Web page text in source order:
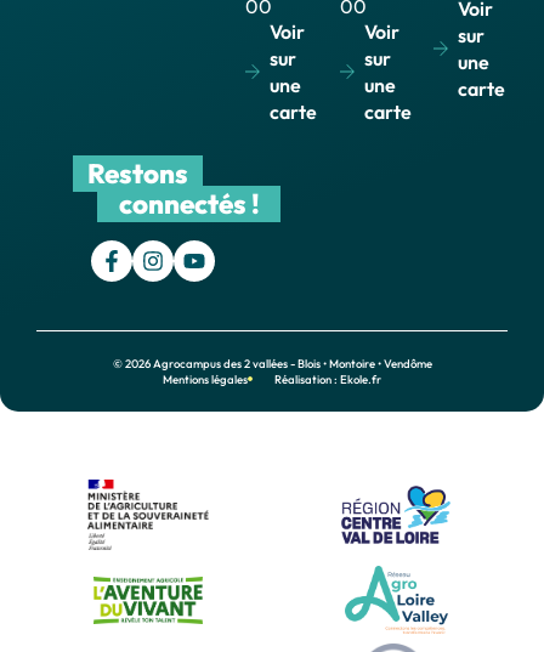
00
Voir
sur
une
carte
00
Voir
sur
une
carte
Voir
sur
une
carte
Restons
connectés !
© 2026 Agrocampus des 2 vallées - Blois • Montoire • Vendôme
Mentions légales
Réalisation : Ekole.fr